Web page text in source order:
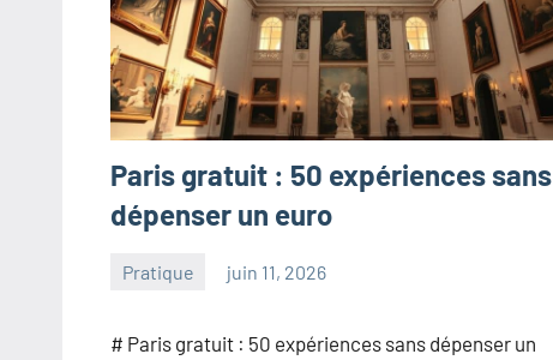
Paris gratuit : 50 expériences sans
dépenser un euro
Pratique juin 11, 2026
# Paris gratuit : 50 expériences sans dépenser un